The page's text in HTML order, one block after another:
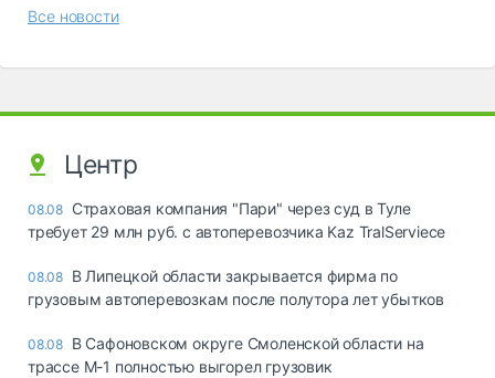
Все новости
Центр
08.08 Страховая компания "Пари" через суд в Туле
требует 29 млн руб. с автоперевозчика Kaz TralServiece
08.08 В Липецкой области закрывается фирма по
грузовым автоперевозкам после полутора лет убытков
08.08 В Сафоновском округе Смоленской области на
трассе М-1 полностью выгорел грузовик